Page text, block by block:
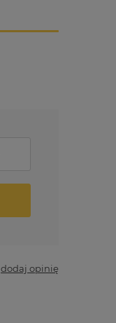
dodaj opinię